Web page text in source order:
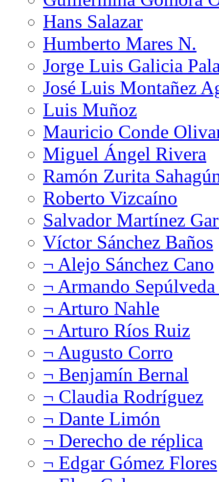
Hans Salazar
Humberto Mares N.
Jorge Luis Galicia
José Luis Montañez
Luis Muñoz
Mauricio Conde
Miguel Ángel Rivera
Ramón Zurita
Roberto Vizcaíno
Salvador Martínez
Víctor Sánchez Baños
¬ Alejo Sánchez Cano
¬ Armando
¬ Arturo Nahle
¬ Arturo Ríos Ruiz
¬ Augusto Corro
¬ Benjamín Bernal
¬ Claudia Rodríguez
¬ Dante Limón
¬ Derecho de réplica
¬ Edgar Gómez Flores